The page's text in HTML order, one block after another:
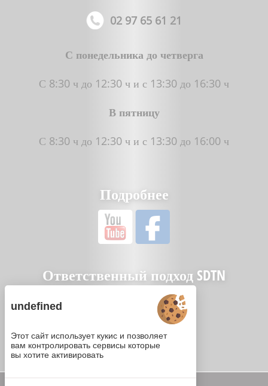
02 97 65 61 21
С понедельника до четверга
С 8:30 ч до 12:30 ч и с 13:30 до 16:30 ч
В пятницу
С 8:30 ч до 12:30 ч и с 13:30 до 16:00 ч
Подробнее
Ответственный подход SDTN
undefined
Этот сайт использует кукис и позволяет
вам контролировать сервисы которые
вы хотите активировать